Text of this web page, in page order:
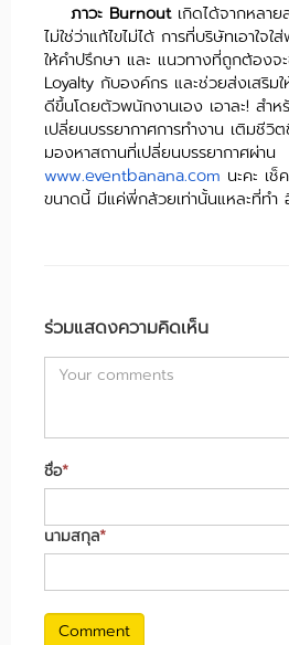
ภาวะ Burnout เกิดได้จากหลา
ไม่ใช่ว่าแก้ไขไม่ได้ การที่บริษัทเอาใจ
ให้คำปรึกษา และ แนวทางที่ถูกต้องจ
Loyalty กับองค์กร และช่วยส่งเสริม
ดีขึ้นโดยตัวพนักงานเอง เอาละ! สำ
เปลี่ยนบรรยากาศการทำงาน เติมชีวิ
มองหาสถานที่เปลี่ยนบรรยากาศผ่าน
www.eventbanana.com นะคะ เ
ขนาดนี้ มีแค่พี่กล้วยเท่านั้นแหละที่ทำ
ร่วมแสดงความคิดเห็น
ชื่อ*
นามสกุล*
Comment